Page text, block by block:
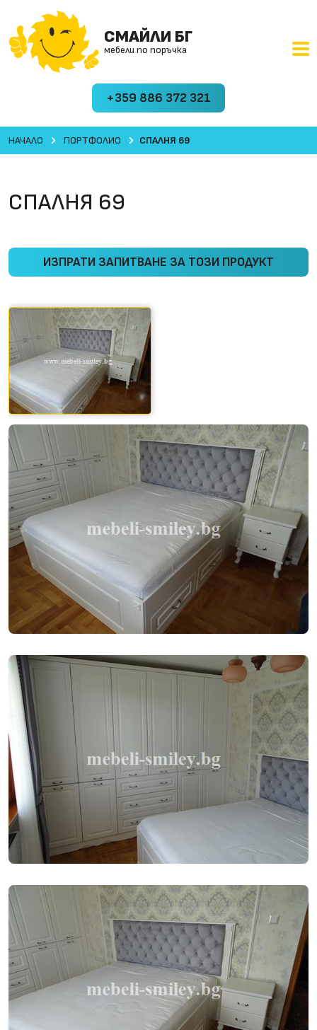
СМАЙЛИ БГ
мебели по поръчка
+359 886 372 321
НАЧАЛО ПОРТФОЛИО СПАЛНЯ 69
СПАЛНЯ 69
ИЗПРАТИ ЗАПИТВАНЕ ЗА ТОЗИ ПРОДУКТ